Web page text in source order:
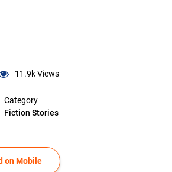
11.9kViews
Category
Fiction Stories
on Mobile